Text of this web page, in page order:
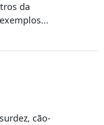
da
cão-